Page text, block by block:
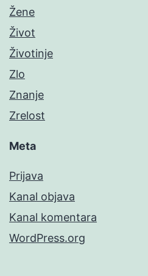
Žene
Život
Životinje
Zlo
Znanje
Zrelost
Meta
Prijava
Kanal objava
Kanal komentara
WordPress.org